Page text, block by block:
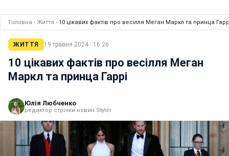
Головна › Життя › 10 цікавих фактів про весілля Меган Маркл та принца
ЖИТТЯ 19 травня 2024 · 16:26
10 цікавих фактів про весілля Меган
Маркл та принца Гаррі
Юлія Любченко
редактор стрічки новин Styler